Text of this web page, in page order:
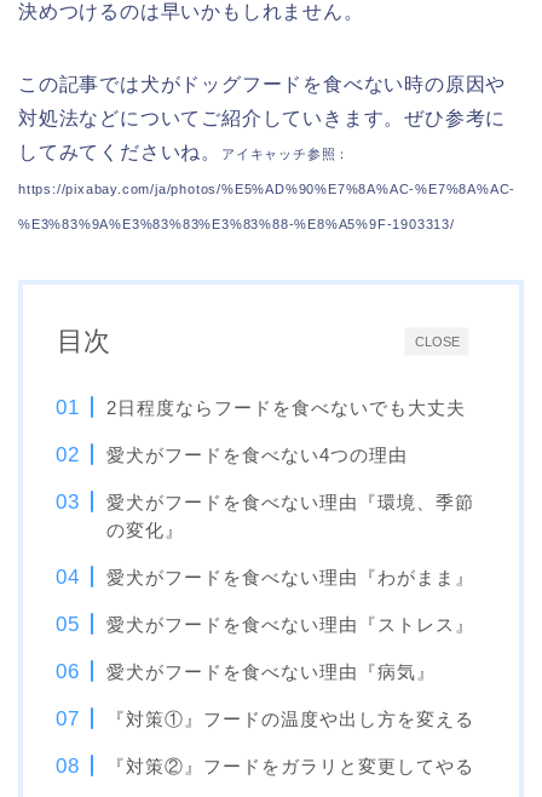
決めつけるのは早いかもしれません。
この記事では犬がドッグフードを食べない時の原因や
対処法などについてご紹介していきます。ぜひ参考に
してみてくださいね。
アイキャッチ参照：
https://pixabay.com/ja/photos/%E5%AD%90%E7%8A%AC-%E7%8A%AC-
%E3%83%9A%E3%83%83%E3%83%88-%E8%A5%9F-1903313/
CLOSE
目次
2日程度ならフードを食べないでも大丈夫
愛犬がフードを食べない4つの理由
愛犬がフードを食べない理由『環境、季節
の変化』
愛犬がフードを食べない理由『わがまま』
愛犬がフードを食べない理由『ストレス』
愛犬がフードを食べない理由『病気』
『対策①』フードの温度や出し方を変える
『対策②』フードをガラリと変更してやる